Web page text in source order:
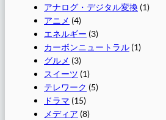
アナログ・デジタル変換 (1)
アニメ (4)
エネルギー (3)
カーボンニュートラル (1)
グルメ (3)
スイーツ (1)
テレワーク (5)
ドラマ (15)
メディア (8)